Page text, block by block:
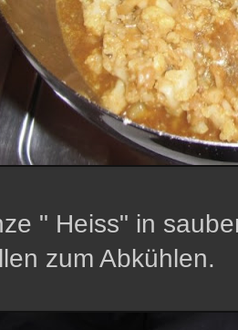
" Heiss" in
zum Abkühlen.